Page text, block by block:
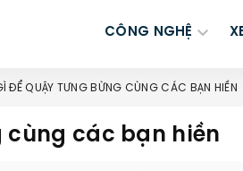
CÔNG NGHỆ
ĐỂ QUẬY TƯNG BỪNG CÙNG CÁC BẠN HIỀN
các bạn hiền